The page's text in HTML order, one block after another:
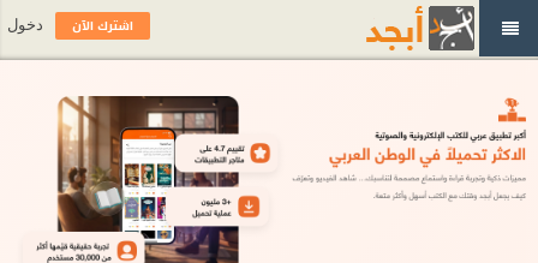
اشترك الآن دخول